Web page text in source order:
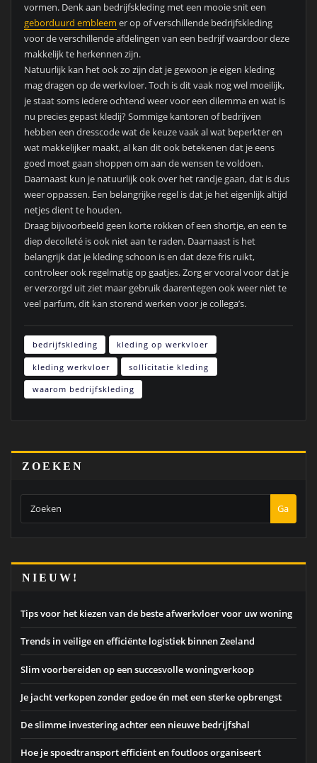
vormen. Denk aan bedrijfskleding met een mooie snit een
geborduurd embleem er op of verschillende bedrijfskleding
voor de verschillende afdelingen van een bedrijf waardoor deze
makkelijk te herkennen zijn.
Natuurlijk kan het ook zo zijn dat je gewoon je eigen kleding
mag dragen op de werkvloer. Toch is dit vaak nog wel moeilijk,
je staat soms iedere ochtend weer voor een dilemma en wat is
nu precies gepast kledij? Sommige kantoren of bedrijven
hebben een dresscode wat de keuze vaak al wat beperkter en
wat makkelijker maakt, al kan dit ook betekenen dat je eens
goed moet gaan shoppen om aan de wensen te voldoen.
Daarnaast kun je natuurlijk ook over het randje gaan, dat is dus
weer oppassen. Een belangrijke regel is dat je het eigenlijk altijd
netjes dient te houden.
Draag bijvoorbeeld geen korte rokken of een shortje, en een te
diep decolleté is ook niet aan te raden. Daarnaast is het
belangrijk dat je kleding schoon is en dat deze fris ruikt,
controleer ook regelmatig op gaatjes. Zorg er vooral voor dat je
er verzorgd uit ziet maar gebruik daarentegen ook weer niet te
veel parfum, dit kan storend werken voor je collega’s.
bedrijfskleding kleding op werkvloer
kleding werkvloer sollicitatie kleding
waarom bedrijfskleding
ZOEKEN
Ga
NIEUW!
Tips voor het kiezen van de beste afwerkvloer voor uw woning
Trends in veilige en efficiënte logistiek binnen Zeeland
Slim voorbereiden op een succesvolle woningverkoop
Je jacht verkopen zonder gedoe én met een sterke opbrengst
De slimme investering achter een nieuwe bedrijfshal
Hoe je spoedtransport efficiënt en foutloos organiseert